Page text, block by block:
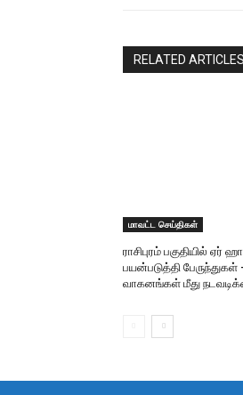
RELATED ARTICLES
மாவட்ட செய்திகள்
ராசிபுரம் பகுதியில் ஏர்
பயன்படுத்தி
வாகனங்கள் மீது